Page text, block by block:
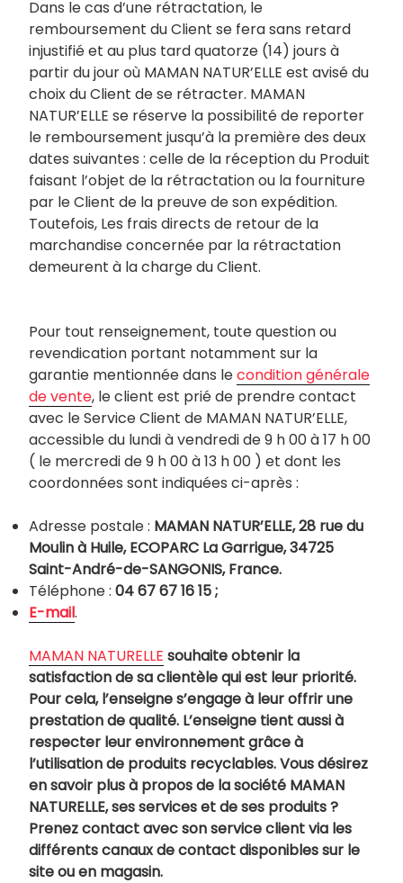
Dans le cas d’une rétractation, le
remboursement du Client se fera sans retard
injustifié et au plus tard quatorze (14) jours à
partir du jour où MAMAN NATUR’ELLE est avisé du
choix du Client de se rétracter. MAMAN
NATUR’ELLE se réserve la possibilité de reporter
le remboursement jusqu’à la première des deux
dates suivantes : celle de la réception du Produit
faisant l’objet de la rétractation ou la fourniture
par le Client de la preuve de son expédition.
Toutefois, Les frais directs de retour de la
marchandise concernée par la rétractation
demeurent à la charge du Client.
Pour tout renseignement, toute question ou
revendication portant notamment sur la
garantie mentionnée dans lecondition générale
de vente, le client est prié de prendre contact
avec le Service Client de MAMAN NATUR’ELLE,
accessible du lundi à vendredi de 9 h 00 à 17 h 00
( le mercredi de 9 h 00 à 13 h 00 ) et dont les
coordonnées sont indiquées ci-après :
Adresse postale : MAMAN NATUR’ELLE, 28 rue du
Moulin à Huile, ECOPARC La Garrigue, 34725
Saint-André-de-SANGONIS, France.
Téléphone : 04 67 67 16 15 ;
E-mail.
MAMAN NATURELLE souhaite obtenir la
satisfaction de sa clientèle qui est leur priorité.
Pour cela, l’enseigne s’engage à leur offrir une
prestation de qualité. L’enseigne tient aussi à
respecter leur environnement grâce à
l’utilisation de produits recyclables. Vous désirez
en savoir plus à propos de la société MAMAN
NATURELLE, ses services et de ses produits ?
Prenez contact avec son service client via les
différents canaux de contact disponibles sur le
site ou en magasin.